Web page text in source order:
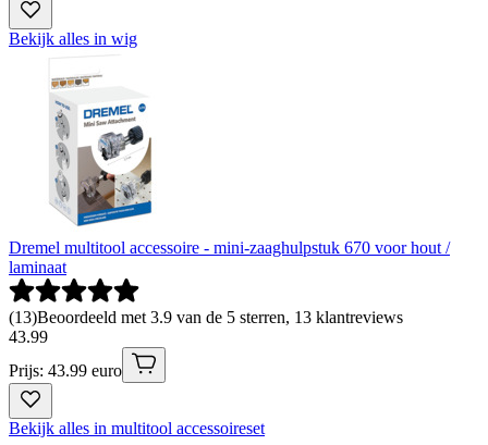
Bekijk alles in wig
Dremel multitool accessoire - mini-zaaghulpstuk 670 voor hout /
laminaat
(13)Beoordeeld met 3.9 van de 5 sterren, 13 klantreviews
43.99
Prijs: 43.99 euro
Bekijk alles in multitool accessoireset